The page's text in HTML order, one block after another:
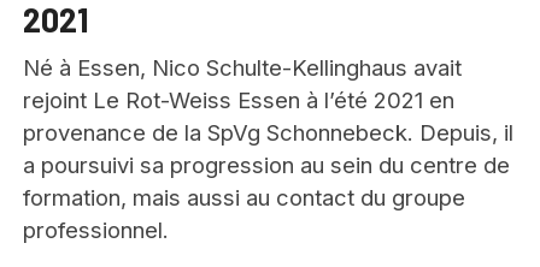
2021
Né à Essen, Nico Schulte-Kellinghaus avait
rejoint Le Rot-Weiss Essen à l’été 2021 en
provenance de la SpVg Schonnebeck. Depuis, il
a poursuivi sa progression au sein du centre de
formation, mais aussi au contact du groupe
professionnel.